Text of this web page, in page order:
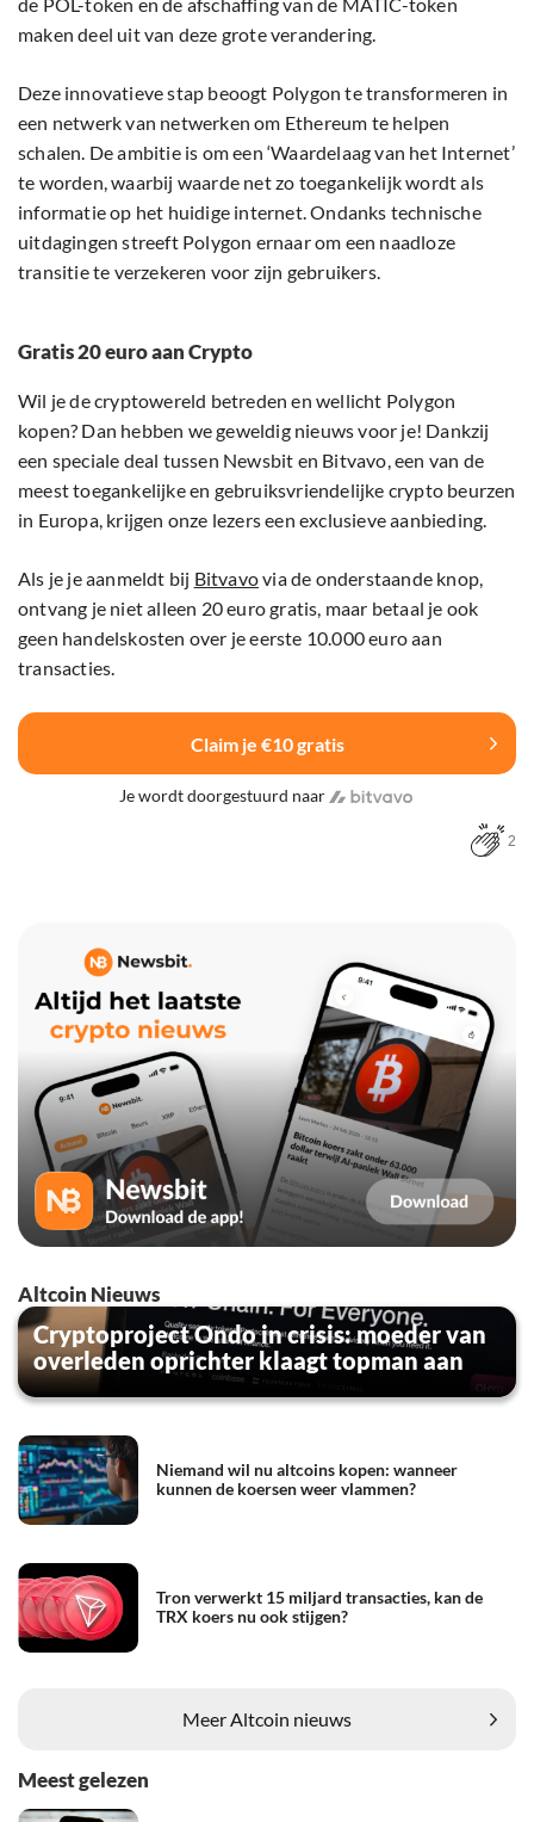
maken deel uit van deze grote verandering.
Deze innovatieve stap beoogt Polygon te transformeren in
een netwerk van netwerken om Ethereum te helpen
schalen. De ambitie is om een ‘Waardelaag van het Internet’
te worden, waarbij waarde net zo toegankelijk wordt als
informatie op het huidige internet. Ondanks technische
uitdagingen streeft Polygon ernaar om een naadloze
transitie te verzekeren voor zijn gebruikers.
Gratis 20 euro aan Crypto
Wil je de cryptowereld betreden en wellicht Polygon
kopen? Dan hebben we geweldig nieuws voor je! Dankzij
een speciale deal tussen Newsbit en Bitvavo, een van de
meest toegankelijke en gebruiksvriendelijke crypto beurzen
in Europa, krijgen onze lezers een exclusieve aanbieding.
Als je je aanmeldt bij Bitvavovia de onderstaande knop,
ontvang je niet alleen 20 euro gratis, maar betaal je ook
geen handelskosten over je eerste 10.000 euro aan
transacties.
Claim je €10 gratis
Je wordt doorgestuurd naar
2
Altcoin Nieuws
Cryptoproject Ondo in crisis: moeder van
overleden oprichter klaagt topman aan
Niemand wil nu altcoins kopen: wanneer
kunnen de koersen weer vlammen?
Tron verwerkt 15 miljard transacties, kan de
TRX koers nu ook stijgen?
Meer Altcoin nieuws
Meest gelezen